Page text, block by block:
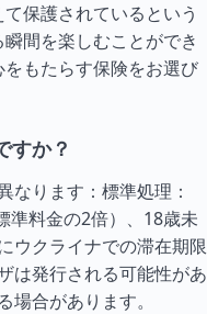
保護されているという
間を楽しむことができ
もたらす保険をお選び
すか？
なります：標準処理：
準料金の2倍）、18歳未
ウクライナでの滞在期限
は発行される可能性があ
合があります。